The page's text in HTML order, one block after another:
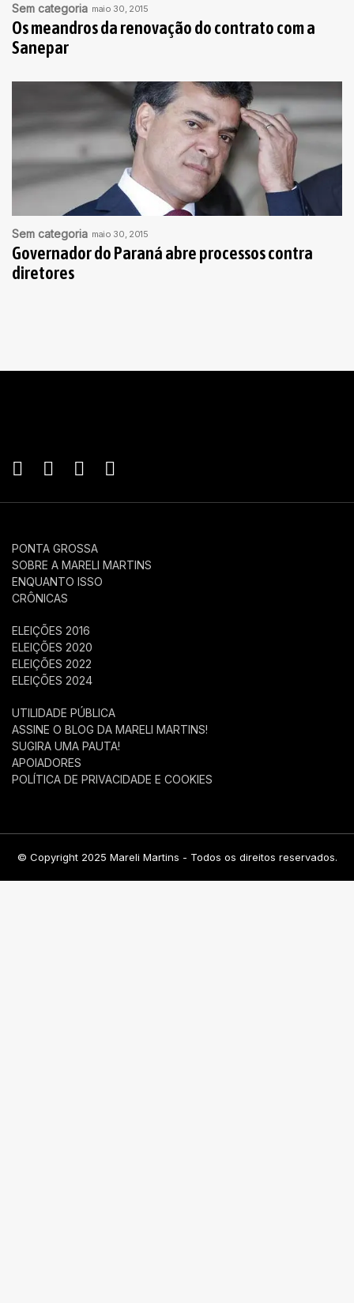
Sem categoria maio 30, 2015
Os meandros da renovação do contrato com a
Sanepar
Sem categoria maio 30, 2015
Governador do Paraná abre processos contra
diretores
PONTA GROSSA
SOBRE A MARELI MARTINS
ENQUANTO ISSO
CRÔNICAS
ELEIÇÕES 2016
ELEIÇÕES 2020
ELEIÇÕES 2022
ELEIÇÕES 2024
UTILIDADE PÚBLICA
ASSINE O BLOG DA MARELI MARTINS!
SUGIRA UMA PAUTA!
APOIADORES
POLÍTICA DE PRIVACIDADE E COOKIES
© Copyright 2025 Mareli Martins - Todos os direitos reservados.